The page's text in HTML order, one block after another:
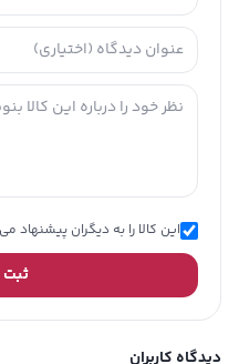
این کالا را به دیگران پیشنهاد
ثبت
دیدگاه کاربران